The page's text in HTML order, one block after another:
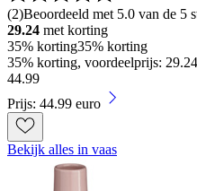
(2)Beoordeeld met 5.0 van de 5
29.24 met korting
35% korting35% korting
35% korting, voordeelprijs:
44.99
Prijs: 44.99 euro
Bekijk alles in vaas